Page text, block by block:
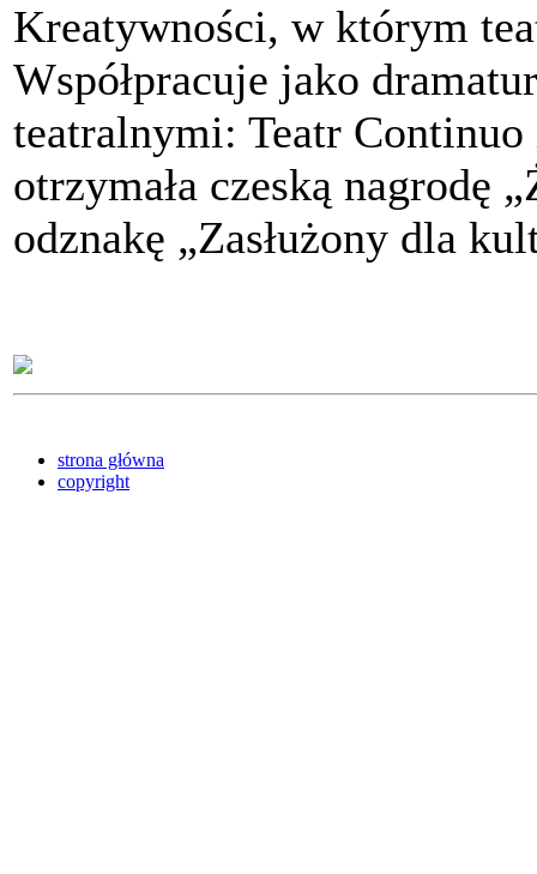
Kreatywności, w którym
Współpracuje jako
teatralnymi: Teatr
otrzymała czeską nagrodę
odznakę „Zasłużony dla
strona główna
copyright